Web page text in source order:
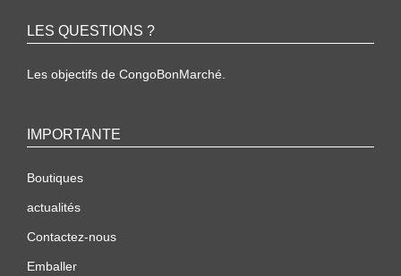
LES QUESTIONS ?
Les objectifs de CongoBonMarché.
IMPORTANTE
Boutiques
actualités
Contactez-nous
Emballer